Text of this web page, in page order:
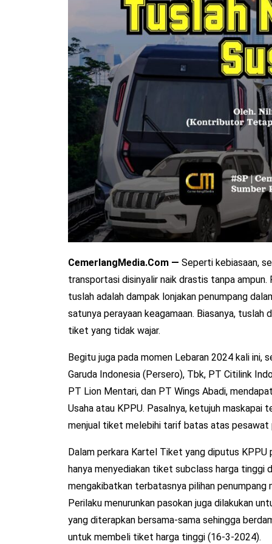
CemerlangMedia.Com — Seperti kebiasaan,
transportasi disinyalir naik drastis tanpa
tuslah adalah dampak lonjakan penumpang
satunya perayaan keagamaan. Biasanya,
tiket yang tidak wajar.
Begitu juga pada momen Lebaran 2024 kali ini,
Garuda Indonesia (Persero), Tbk, PT Citilink
PT Lion Mentari, dan PT Wings Abadi,
Usaha atau KPPU. Pasalnya, ketujuh maskapai
menjual tiket melebihi tarif batas atas pesawat
Dalam perkara Kartel Tiket yang diputus
hanya menyediakan tiket subclass harga tinggi
mengakibatkan terbatasnya pilihan
Perilaku menurunkan pasokan juga dilakukan
yang diterapkan bersama-sama sehingga
untuk membeli tiket harga tinggi (16-3-2024).